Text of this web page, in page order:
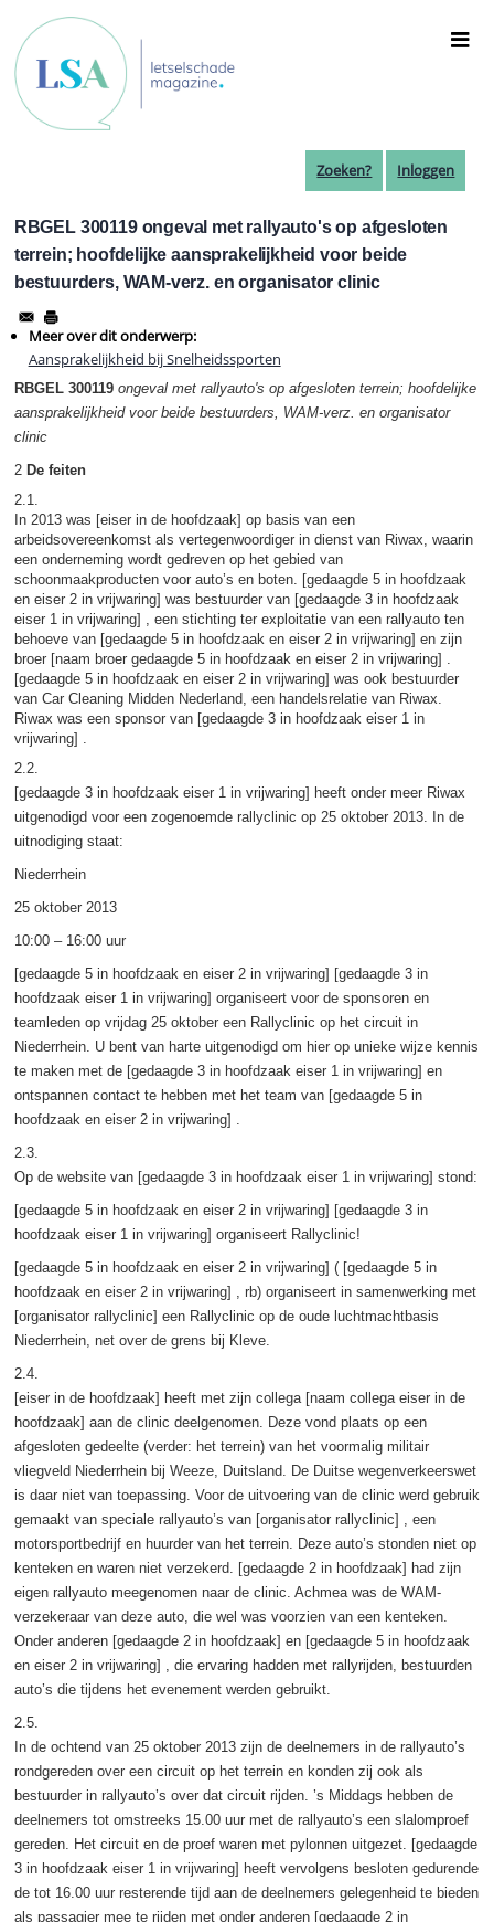
naar
de
inhoud
gaan
Zoeken? Inloggen
RBGEL 300119 ongeval met rallyauto's op afgesloten
terrein; hoofdelijke aansprakelijkheid voor beide
bestuurders, WAM-verz. en organisator clinic
Meer over dit onderwerp:
Aansprakelijkheid bij Snelheidssporten
RBGEL 300119ongeval met rallyauto's op afgesloten terrein; hoofdelijke
aansprakelijkheid voor beide bestuurders, WAM-verz. en organisator
clinic
2 De feiten
2.1.
In 2013 was [eiser in de hoofdzaak] op basis van een
arbeidsovereenkomst als vertegenwoordiger in dienst van Riwax, waarin
een onderneming wordt gedreven op het gebied van
schoonmaakproducten voor auto’s en boten. [gedaagde 5 in hoofdzaak
en eiser 2 in vrijwaring] was bestuurder van [gedaagde 3 in hoofdzaak
eiser 1 in vrijwaring] , een stichting ter exploitatie van een rallyauto ten
behoeve van [gedaagde 5 in hoofdzaak en eiser 2 in vrijwaring] en zijn
broer [naam broer gedaagde 5 in hoofdzaak en eiser 2 in vrijwaring] .
[gedaagde 5 in hoofdzaak en eiser 2 in vrijwaring] was ook bestuurder
van Car Cleaning Midden Nederland, een handelsrelatie van Riwax.
Riwax was een sponsor van [gedaagde 3 in hoofdzaak eiser 1 in
vrijwaring] .
2.2.
[gedaagde 3 in hoofdzaak eiser 1 in vrijwaring] heeft onder meer Riwax
uitgenodigd voor een zogenoemde rallyclinic op 25 oktober 2013. In de
uitnodiging staat:
Niederrhein
25 oktober 2013
10:00 – 16:00 uur
[gedaagde 5 in hoofdzaak en eiser 2 in vrijwaring] [gedaagde 3 in
hoofdzaak eiser 1 in vrijwaring] organiseert voor de sponsoren en
teamleden op vrijdag 25 oktober een Rallyclinic op het circuit in
Niederrhein. U bent van harte uitgenodigd om hier op unieke wijze kennis
te maken met de [gedaagde 3 in hoofdzaak eiser 1 in vrijwaring] en
ontspannen contact te hebben met het team van [gedaagde 5 in
hoofdzaak en eiser 2 in vrijwaring] .
2.3.
Op de website van [gedaagde 3 in hoofdzaak eiser 1 in vrijwaring] stond:
[gedaagde 5 in hoofdzaak en eiser 2 in vrijwaring] [gedaagde 3 in
hoofdzaak eiser 1 in vrijwaring] organiseert Rallyclinic!
[gedaagde 5 in hoofdzaak en eiser 2 in vrijwaring] ( [gedaagde 5 in
hoofdzaak en eiser 2 in vrijwaring] , rb) organiseert in samenwerking met
[organisator rallyclinic] een Rallyclinic op de oude luchtmachtbasis
Niederrhein, net over de grens bij Kleve.
2.4.
[eiser in de hoofdzaak] heeft met zijn collega [naam collega eiser in de
hoofdzaak] aan de clinic deelgenomen. Deze vond plaats op een
afgesloten gedeelte (verder: het terrein) van het voormalig militair
vliegveld Niederrhein bij Weeze, Duitsland. De Duitse wegenverkeerswet
is daar niet van toepassing. Voor de uitvoering van de clinic werd gebruik
gemaakt van speciale rallyauto’s van [organisator rallyclinic] , een
motorsportbedrijf en huurder van het terrein. Deze auto’s stonden niet op
kenteken en waren niet verzekerd. [gedaagde 2 in hoofdzaak] had zijn
eigen rallyauto meegenomen naar de clinic. Achmea was de WAM-
verzekeraar van deze auto, die wel was voorzien van een kenteken.
Onder anderen [gedaagde 2 in hoofdzaak] en [gedaagde 5 in hoofdzaak
en eiser 2 in vrijwaring] , die ervaring hadden met rallyrijden, bestuurden
auto’s die tijdens het evenement werden gebruikt.
2.5.
In de ochtend van 25 oktober 2013 zijn de deelnemers in de rallyauto’s
rondgereden over een circuit op het terrein en konden zij ook als
bestuurder in rallyauto’s over dat circuit rijden. ’s Middags hebben de
deelnemers tot omstreeks 15.00 uur met de rallyauto’s een slalomproef
gereden. Het circuit en de proef waren met pylonnen uitgezet. [gedaagde
3 in hoofdzaak eiser 1 in vrijwaring] heeft vervolgens besloten gedurende
de tot 16.00 uur resterende tijd aan de deelnemers gelegenheid te bieden
als passagier mee te rijden met onder anderen [gedaagde 2 in